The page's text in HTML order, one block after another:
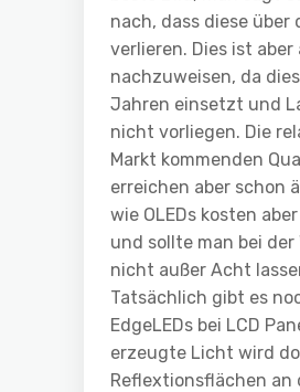
nach, dass diese über
verlieren. Dies ist
nachzuweisen, da
Jahren einsetzt und
nicht vorliegen. Die
Markt kommenden
erreichen aber schon
wie OLEDs kosten
und sollte man bei
nicht außer Acht
Tatsächlich gibt es
EdgeLEDs bei LCD
erzeugte Licht wird
Reflextionsflächen an